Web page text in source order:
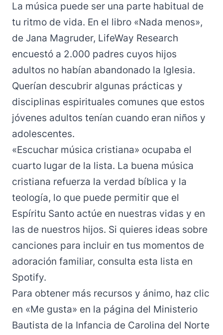
La música puede ser una parte habitual de
tu ritmo de vida. En el libro «Nada menos»,
de Jana Magruder, LifeWay Research
encuestó a 2.000 padres cuyos hijos
adultos no habían abandonado la Iglesia.
Querían descubrir algunas prácticas y
disciplinas espirituales comunes que estos
jóvenes adultos tenían cuando eran niños y
adolescentes.
«Escuchar música cristiana» ocupaba el
cuarto lugar de la lista. La buena música
cristiana refuerza la verdad bíblica y la
teología, lo que puede permitir que el
Espíritu Santo actúe en nuestras vidas y en
las de nuestros hijos. Si quieres ideas sobre
canciones para incluir en tus momentos de
adoración familiar, consulta esta lista en
Spotify.
Para obtener más recursos y ánimo, haz clic
en «Me gusta» en la página del Ministerio
Bautista de la Infancia de Carolina del Norte